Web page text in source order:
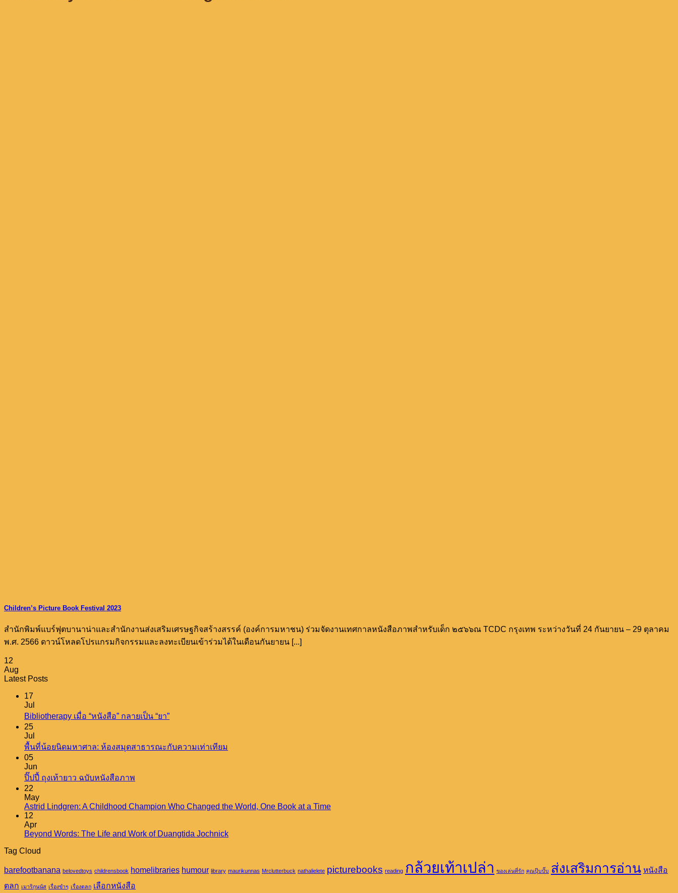
Children’s Picture Book Festival 2023
สำนักพิมพ์แบร์ฟุตบานาน่าและสำนักงานส่งเสริมเศรษฐกิจสร้างสรรค์ (องค์การมหาชน) ร่วมจัดงานเทศกาลหนังสือภาพสำหรับเด็ก ๒๕๖๖ณ TCDC กรุงเทพ ระหว่างวันที่ 24 กันยายน – 29 ตุลาคม
พ.ศ. 2566 ดาวน์โหลดโปรแกรมกิจกรรมและลงทะเบียนเข้าร่วมได้ในเดือนกันยายน [...]
12
Aug
Latest Posts
17
Jul
Bibliotherapy เมื่อ “หนังสือ” กลายเป็น “ยา”No
Comments
เมื่อ
“ยา”
25
Jul
พื้นที่น้อยนิดมหาศาล: ห้องสมุดสาธารณะกับความเท่าเทียม
Comments
มหาศาล:
สมุด
ความ
05
Jun
ปิ๊ปปี้ ถุงเท้ายาว ฉบับหนังสือภาพ
Comments
ปิ๊ป
ถุงเท้า
หนังสือ
22
May
Astrid Lindgren: A Childhood Champion Who Changed the World, One Book at a TimeNo
Champion
12
Apr
Beyond Words: The Life and Work of Duangtida JochnickNo
Words:
Tag Cloud
barefootbanana belovedtoys childrensbook homelibraries humour library maurikunnas Mrclutterbuck nathalielete picturebooks reading กล้วยเท้าเปล่า ของเล่นที่รัก คุณปุ๊บปั๊บ ส่งเสริมการอ่าน หนังสือ
ตลก เมาริกุนนัส เรื่องขำๆ เรื่องตลก เลือกหนังสือ